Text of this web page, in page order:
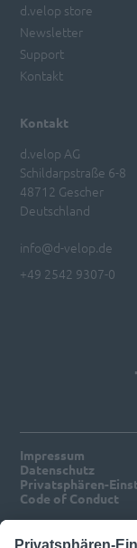
Kontakt
d.velop AG
Schildarpstraße 6-8
48712 Gescher
Deutschland
info@d-velop.de
+49 2542 9307-0
d.velop store
Newsletter
Support
Kontakt
Impressum
Datenschutz
Privatsphären-
Code of Conduct
© 2026 d.velop